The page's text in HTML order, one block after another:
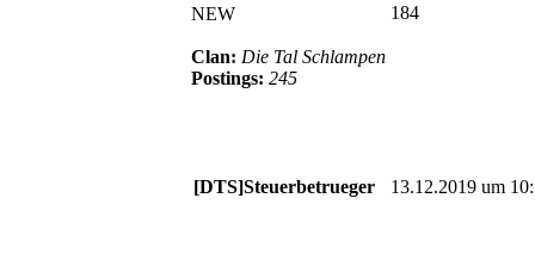
NEW
Clan: Die Tal Schlampen
Postings: 245
184
[DTS]Steuerbetrueger 13.12.2019 um